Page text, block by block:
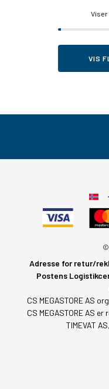
Viser
VIS
©
Adresse for retur/
Postens
CS MEGASTORE AS
CS MEGASTORE AS
TIMEVAT